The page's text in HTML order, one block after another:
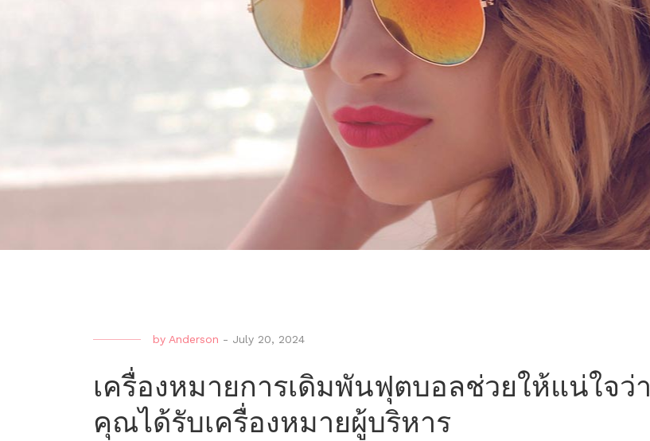
by Anderson - July 20, 2024
เครื่องหมายการเดิมพันฟุตบอลช่วยให้แน่ใจว่า
คุณได้รับเครื่องหมายผู้บริหาร